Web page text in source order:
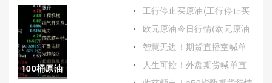
100桶原油
工行停止买原油(工行停止买
欧元原油今日行情(欧元原油
智慧无边！期货直播室喊单
期货直播室)
人生可控！外盘期货喊单直